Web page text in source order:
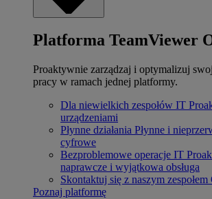
Platforma TeamViewer
Proaktywnie zarządzaj i optymalizuj
pracy w ramach jednej platformy.
Dla niewielkich zespołów IT
urządzeniami
Płynne działania Płynne i
cyfrowe
Bezproblemowe operacje IT
naprawcze i wyjątkowa obsługa
Skontaktuj się z naszym zespołem
Poznaj platformę